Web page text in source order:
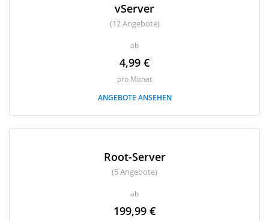
vServer
(12 Angebote)
ab
4,99 €
pro Monat
ANGEBOTE ANSEHEN
Root-Server
(5 Angebote)
ab
199,99 €